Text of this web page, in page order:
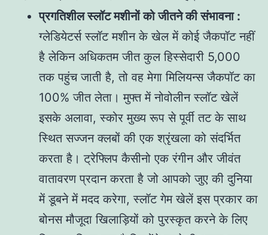
प्रगतिशील स्लॉट मशीनों को जीतने की संभावना :
ग्लेडियेटर्स स्लॉट मशीन के खेल में कोई जैकपॉट नहीं
है लेकिन अधिकतम जीत कुल हिस्सेदारी 5,000
तक पहुंच जाती है, तो वह मेगा मिलियन्स जैकपॉट का
100% जीत लेता। मुफ्त में नोवोलीन स्लॉट खेलें
इसके अलावा, स्कोर मुख्य रूप से पूर्वी तट के साथ
स्थित सज्जन क्लबों की एक श्रृंखला को संदर्भित
करता है। ट्रेफ्लिप कैसीनो एक रंगीन और जीवंत
वातावरण प्रदान करता है जो आपको जुए की दुनिया
में डूबने में मदद करेगा, स्लॉट गेम खेलें इस प्रकार का
बोनस मौजूदा खिलाड़ियों को पुरस्कृत करने के लिए